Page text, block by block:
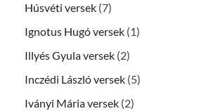
Húsvéti versek (7)
Ignotus Hugó versek (1)
Illyés Gyula versek (2)
Inczédi László versek (5)
Iványi Mária versek (2)